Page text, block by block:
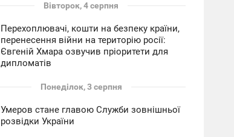
Вівторок, 4 серпня
Перехоплювачі, кошти на безпеку країни,
перенесення війни на територію росії:
Євгеній Хмара озвучив пріоритети для
дипломатів
Понеділок, 3 серпня
Умеров стане главою Служби зовнішньої
розвідки України